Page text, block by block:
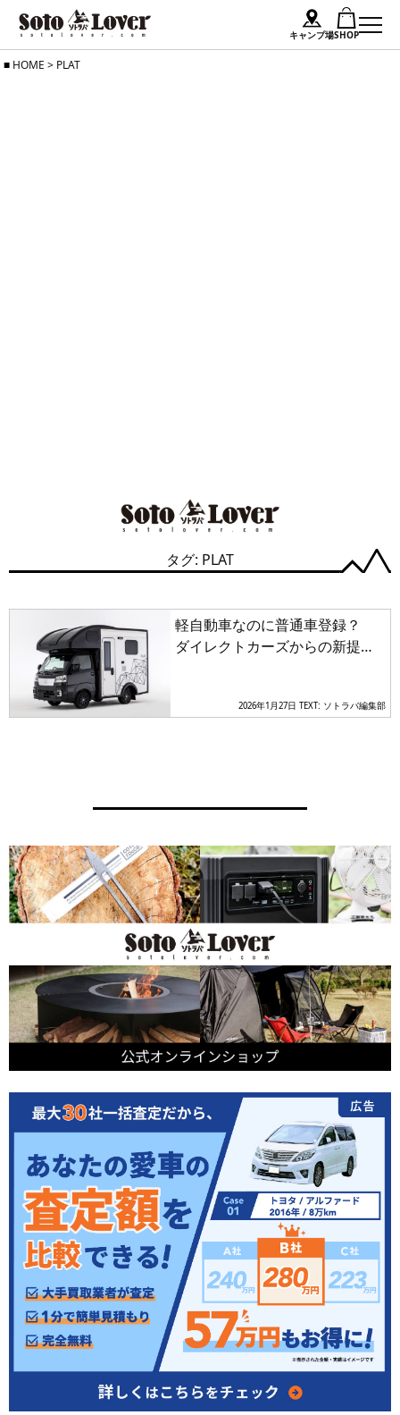
キャンプ場SHOP
SkipHOME > PLAT
タグ: PLAT
軽自動車なのに普通車登録？
ダイレクトカーズからの新提案
2026年1月27日 TEXT: ソトラバ編集部